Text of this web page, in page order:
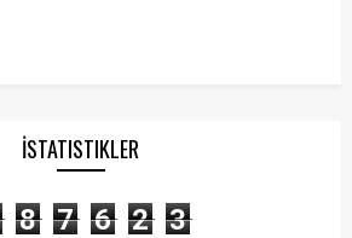
İSTATISTIKLER
8 7 6 2 3